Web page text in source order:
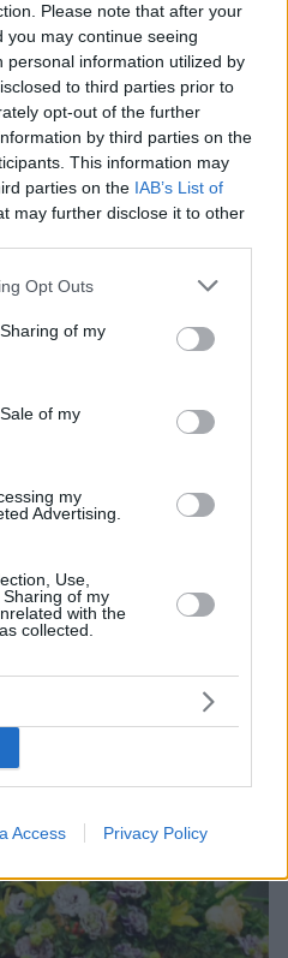
Please note that after your
may continue seeing
personal information utilized by
to third parties prior to
opt-out of the further
by third parties on the
This information may
parties on the IAB’s List of
may further disclose it to other
app uses one or more Google
behaviour. You may click to
and its third-party tags to
purposes in below Google
Opt Outs
of my
of my
my
Advertising.
Use,
of my
with the
collected.
Access Privacy Policy
του κόσμου,
και χρυσό - Έχει στόλο
αεροσκαφών - Στα 50ά
πριβέ ο Μάικλ
το χέρι στους κλέφτες και